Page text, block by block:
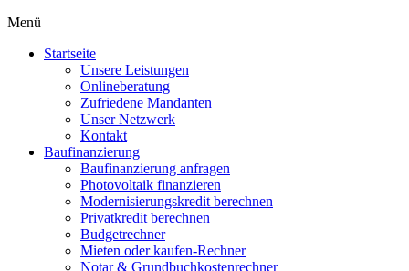
Menü
Startseite
Unsere Leistungen
Onlineberatung
Zufriedene Mandanten
Unser Netzwerk
Kontakt
Baufinanzierung
Baufinanzierung anfragen
Photovoltaik finanzieren
Modernisierungskredit berechnen
Privatkredit berechnen
Budgetrechner
Mieten oder kaufen-Rechner
Notar & Grundbuchkostenrechner